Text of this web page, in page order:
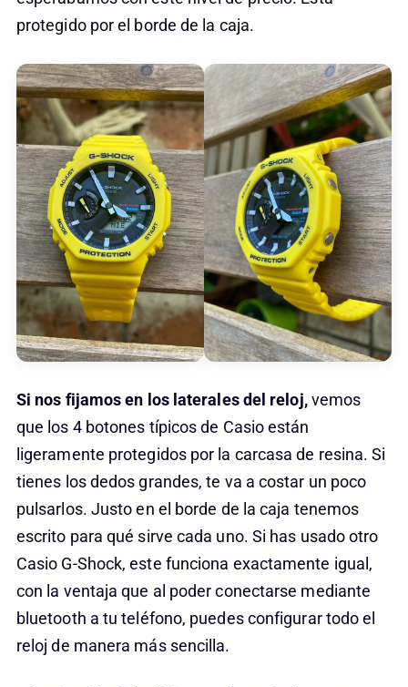
protegido por el borde de la caja.
Si nos fijamos en los laterales del reloj,vemos
que los 4 botones típicos de Casio están
ligeramente protegidos por la carcasa de resina. Si
tienes los dedos grandes, te va a costar un poco
pulsarlos. Justo en el borde de la caja tenemos
escrito para qué sirve cada uno. Si has usado otro
Casio G-Shock, este funciona exactamente igual,
con la ventaja que al poder conectarse mediante
bluetooth a tu teléfono, puedes configurar todo el
reloj de manera más sencilla.